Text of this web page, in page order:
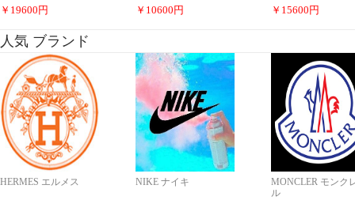
￥ 19600 円 ￥ 10600 円 ￥ 15600 円
人気 ブランド
HERMES エルメス NIKE ナイキ
MONCLER モンク
ル